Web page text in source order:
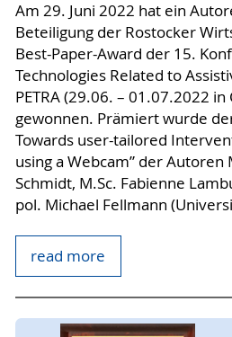
Am 29. Juni 2022 hat ein
Beteiligung der Rostocker
Best-Paper-Award der 15.
Technologies Related to
PETRA (29.06. – 01.07.2022
gewonnen. Prämiert wurde
Towards user-tailored
using a Webcam” der Autoren
Schmidt, M.Sc. Fabienne
pol. Michael Fellmann
read more